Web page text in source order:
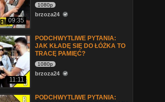
09:35
1080p
brzoza24
11:11
PODCHWYTLIWE PYTANIA:
JAK KŁADĘ SIĘ DO ŁÓŻKA TO
TRACĘ PAMIĘĆ?
1080p
brzoza24
PODCHWYTLIWE PYTANIA: